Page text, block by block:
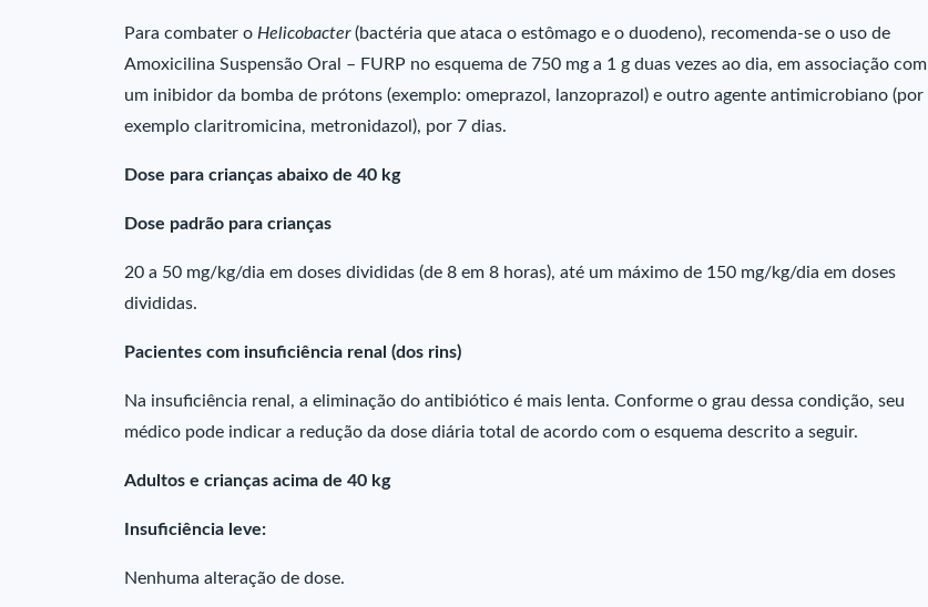
Para combater o Helicobacter(bactéria que ataca o estômago e o duodeno), recomenda-se o uso de
Amoxicilina Suspensão Oral – FURP no esquema de 750 mg a 1 g duas vezes ao dia, em associação com
um inibidor da bomba de prótons (exemplo: omeprazol, lanzoprazol) e outro agente antimicrobiano (por
exemplo claritromicina, metronidazol), por 7 dias.
Dose para crianças abaixo de 40 kg
Dose padrão para crianças
20 a 50 mg/kg/dia em doses divididas (de 8 em 8 horas), até um máximo de 150 mg/kg/dia em doses
divididas.
Pacientes com insuficiência renal (dos rins)
Na insuficiência renal, a eliminação do antibiótico é mais lenta. Conforme o grau dessa condição, seu
médico pode indicar a redução da dose diária total de acordo com o esquema descrito a seguir.
Adultos e crianças acima de 40 kg
Insuficiência leve:
Nenhuma alteração de dose.